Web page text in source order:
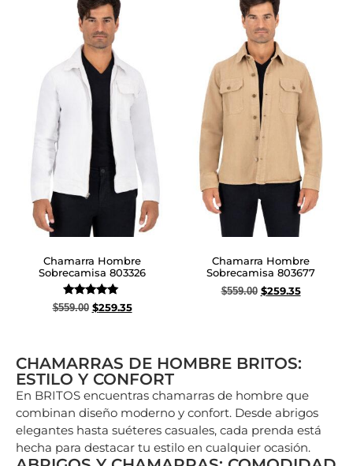
Chamarra Hombre
Sobrecamisa 803326
Valorado
con
$559.00 $259.35
Chamarra Hombre
Sobrecamisa 803677
$559.00 $259.35
CHAMARRAS DE HOMBRE BRITOS:
ESTILO Y CONFORT
En BRITOS encuentras chamarras de hombre que
combinan diseño moderno y confort. Desde abrigos
elegantes hasta suéteres casuales, cada prenda está
hecha para destacar tu estilo en cualquier ocasión.